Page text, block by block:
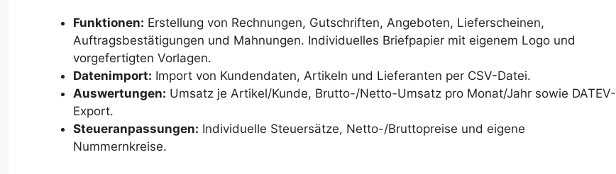
Funktionen: Erstellung von Rechnungen, Gutschriften, Angeboten, Lieferscheinen,
Auftragsbestätigungen und Mahnungen. Individuelles Briefpapier mit eigenem Logo und
vorgefertigten Vorlagen.
Datenimport: Import von Kundendaten, Artikeln und Lieferanten per CSV-Datei.
Auswertungen: Umsatz je Artikel/Kunde, Brutto-/Netto-Umsatz pro Monat/Jahr sowie DATEV-
Export.
Steueranpassungen: Individuelle Steuersätze, Netto-/Bruttopreise und eigene
Nummernkreise.